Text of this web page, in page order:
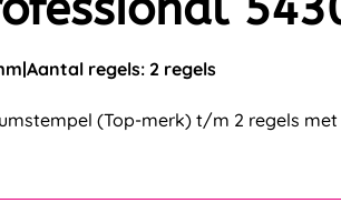
Aantal regels: 2 regels
(Top-merk) t/m 2 regels